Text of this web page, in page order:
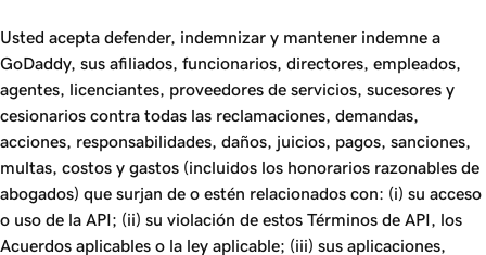
Usted acepta defender, indemnizar y mantener indemne a
GoDaddy, sus afiliados, funcionarios, directores, empleados,
agentes, licenciantes, proveedores de servicios, sucesores y
cesionarios contra todas las reclamaciones, demandas,
acciones, responsabilidades, daños, juicios, pagos, sanciones,
multas, costos y gastos (incluidos los honorarios razonables de
abogados) que surjan de o estén relacionados con: (i) su acceso
o uso de la API; (ii) su violación de estos Términos de API, los
Acuerdos aplicables o la ley aplicable; (iii) sus aplicaciones,